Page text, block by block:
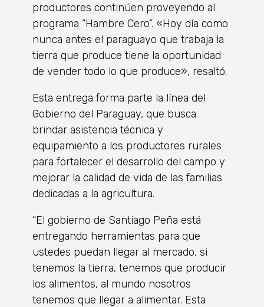
productores continúen proveyendo al
programa “Hambre Cero”. «Hoy día como
nunca antes el paraguayo que trabaja la
tierra que produce tiene la oportunidad
de vender todo lo que produce», resaltó.
Esta entrega forma parte la línea del
Gobierno del Paraguay, que busca
brindar asistencia técnica y
equipamiento a los productores rurales
para fortalecer el desarrollo del campo y
mejorar la calidad de vida de las familias
dedicadas a la agricultura.
“El gobierno de Santiago Peña está
entregando herramientas para que
ustedes puedan llegar al mercado, si
tenemos la tierra, tenemos que producir
los alimentos, al mundo nosotros
tenemos que llegar a alimentar. Esta